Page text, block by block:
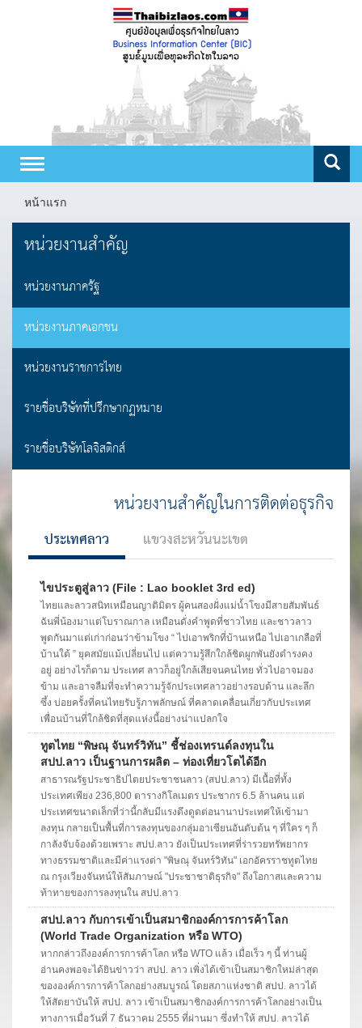
Toggle
navigation
หน้าแรก
หน่วยงานสำคัญ
หน่วยงานภาครัฐ
หน่วยงานภาคเอกชน
หน่วยงานราชการไทย
รายชื่อบริษัทที่ปรึกษากฏหมาย
รายชื่อบริษัทโลจิสติกส์
หน่วยงานสำคัญในการติดต่อธุรกิจ
ประเทศลาว แขวงสะหวันนะเขต
ไขประตูสู่ลาว (File : Lao booklet 3rd ed)
ไทยและลาวสนิทเหมือนญาติมิตร ผู้คนสองฝั่งแม่น้ำโขงมีสายสัมพันธ์
ฉันพี่น้องมาแต่โบราณกาล เหมือนดั่งคำพูดที่ชาวไทย และชาวลาว
พูดกันมาแต่เก่าก่อนว่าข้ามโขง “ ไปเอาพริกที่บ้านเหนือ ไปเอาเกลือที่
บ้านใต้ ” ยุคสมัยแม้เปลี่ยนไป แต่ความรู้สึกใกล้ชิดผูกพันยังดำรงคง
อยู่ อย่างไรก็ตาม ประเทศ ลาวก็อยู่ใกล้เสียจนคนไทย ทั่วไปอาจมอง
ข้าม และอาจลืมที่จะทำความรู้จักประเทศลาวอย่างรอบด้าน และลึก
ซึ้ง บ่อยครั้งที่คนไทยรับรู้ภาพลักษณ์ ที่คลาดเคลื่อนเกี่ยวกับประเทศ
เพื่อนบ้านที่ใกล้ชิดที่สุดแห่งนี้อย่างน่าแปลกใจ
ทูตไทย “พิษณุ จันทร์วิทัน” ชี้ช่องเทรนด์ลงทุนใน
สปป.ลาว เป็นฐานการผลิต – ท่องเที่ยวโตได้อีก
สาธารณรัฐประชาธิปไตยประชาชนลาว (สปป.ลาว) มีเนื้อที่ทั้ง
ประเทศเพียง 236,800 ตารางกิโลเมตร ประชากร 6.5 ล้านคน แต่
ประเทศขนาดเล็กที่ว่านี้กลับมีแรงดึงดูดต่อนานาประเทศให้เข้ามา
ลงทุน กลายเป็นพื้นที่การลงทุนของกลุ่มอาเซียนอันดับต้น ๆ ที่ใคร ๆ ก็
กาลังจับจ้องด้วยเพราะ สปป.ลาว ยังเป็นประเทศที่ร่ารวยทรัพยากร
ทางธรรมชาติและมีค่าแรงต่า "พิษณุ จันทร์วิทัน" เอกอัครราชทูตไทย
ณ กรุงเวียงจันทน์ให้สัมภาษณ์ "ประชาชาติธุรกิจ" ถึงโอกาสและความ
ท้าทายของการลงทุนใน สปป.ลาว
สปป.ลาว กับการเข้าเป็นสมาชิกองค์การการค้าโลก
(World Trade Organization หรือ WTO)
หากกล่าวถึงองค์การการค้าโลก หรือ WTO แล้ว เมื่อเร็ว ๆ นี้ ท่านผู้
อ่านคงพอจะได้ยินข่าวว่า สปป. ลาว เพิ่งได้เข้าเป็นสมาชิกใหม่ล่าสุด
ขององค์การการค้าโลกอย่างสมบูรณ์ โดยสภาแห่งชาติ สปป. ลาวได้
ให้สัตยาบันให้ สปป. ลาว เข้าเป็นสมาชิกองค์การการค้าโลกอย่างเป็น
ทางการเมื่อวันที่ 7 ธันวาคม 2555 ที่ผ่านมา ซึ่งทำให้ สปป. ลาวได้